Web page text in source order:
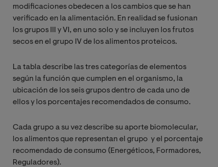
modificaciones obedecen a los cambios que se han
verificado en la alimentación. En realidad se fusionan
los grupos III y VI, en uno solo y se incluyen los frutos
secos en el grupo IV de los alimentos proteicos.
La tabla describe las tres categorías de elementos
según la función que cumplen en el organismo, la
ubicación de los seis grupos dentro de cada uno de
ellos y los porcentajes recomendados de consumo.
Cada grupo a su vez describe su aporte biomolecular,
los alimentos que representan el grupo y el porcentaje
recomendado de consumo (Energéticos, Formadores,
Reguladores).